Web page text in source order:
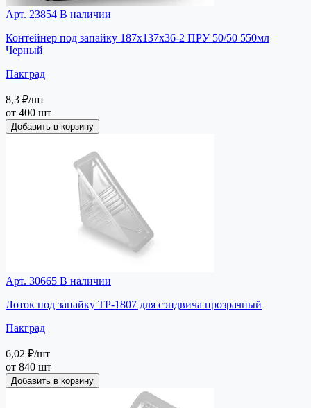
Арт. 23854 В наличии
Контейнер под запайку 187х137х36-2 ПРУ 50/50 550мл
Черный
Пакград
8,3 ₽/шт
от 400 шт
Добавить в корзину
Арт. 30665 В наличии
Лоток под запайку ТР-1807 для сэндвича прозрачный
Пакград
6,02 ₽/шт
от 840 шт
Добавить в корзину